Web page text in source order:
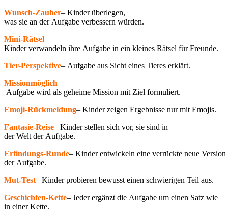
Wunsch-Zauber– Kinder überlegen,
was sie an der Aufgabe verbessern würden.
Mini-Rätsel–
Kinder verwandeln ihre Aufgabe in ein kleines Rätsel für Freunde.
Tier-Perspektive– Aufgabe aus Sicht eines Tieres erklärt.
Missionmöglich –
Aufgabe wird als geheime Mission mit Ziel formuliert.
Emoji-Rückmeldung– Kinder zeigen Ergebnisse nur mit Emojis.
Fantasie-Reise– Kinder stellen sich vor, sie sind in
der Welt der Aufgabe.
Erfindungs-Runde– Kinder entwickeln eine verrückte neue Version
der Aufgabe.
Mut-Test– Kinder probieren bewusst einen schwierigen Teil aus.
Geschichten-Kette– Jeder ergänzt die Aufgabe um einen Satz wie
in einer Kette.